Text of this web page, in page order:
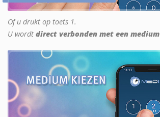
Of u drukt op toets 1.
U wordt direct verbonden met een medium